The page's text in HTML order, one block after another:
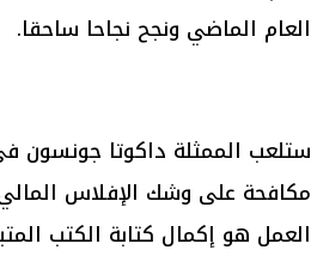
العام الماضي ونجح نجاحا ساحقا.
مكافحة على وشك الإفلاس
العمل هو إكمال كتابة الكتب